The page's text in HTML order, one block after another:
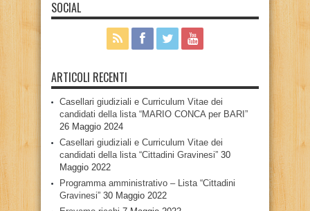
SOCIAL
ARTICOLI RECENTI
Casellari giudiziali e Curriculum Vitae dei
candidati della lista “MARIO CONCA per BARI”
26 Maggio 2024
Casellari giudiziali e Curriculum Vitae dei
candidati della lista “Cittadini Gravinesi” 30
Maggio 2022
Programma amministrativo – Lista “Cittadini
Gravinesi” 30 Maggio 2022